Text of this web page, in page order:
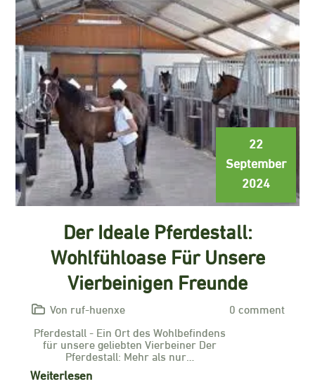
22
September
2024
Der Ideale Pferdestall:
Wohlfühloase Für Unsere
Vierbeinigen Freunde
Von ruf-huenxe
0 comment
Pferdestall - Ein Ort des Wohlbefindens
für unsere geliebten Vierbeiner Der
Pferdestall: Mehr als nur…
Weiterlesen